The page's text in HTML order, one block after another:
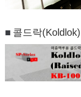
■ 콜드락(Koldlok)